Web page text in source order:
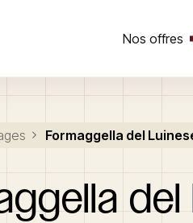
Nos offres
clé Formaggella del
del